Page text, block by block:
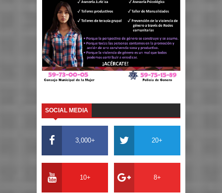
SOCIAL MEDIA
3,000+ 20+
10+ 8+